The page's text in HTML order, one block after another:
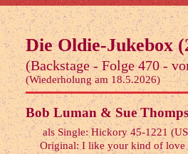
Die Oldie-Jukebox
(Backstage - Folge 470 -
(Wiederholung am 18.5.2026)
Bob Luman & Sue
als Single: Hickory 45-1221
Original: I like your kind of love